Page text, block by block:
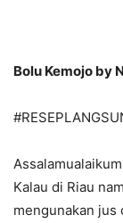
Bolu Kemojo by
Assalamualaikum
Kalau di Riau
mengunakan jus